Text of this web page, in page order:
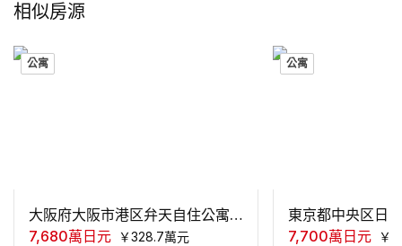
相似房源
公寓
大阪府大阪市港区弁天自住公寓3居室
7,680萬日元 ￥328.7萬元
公寓
7,700萬日元 ￥